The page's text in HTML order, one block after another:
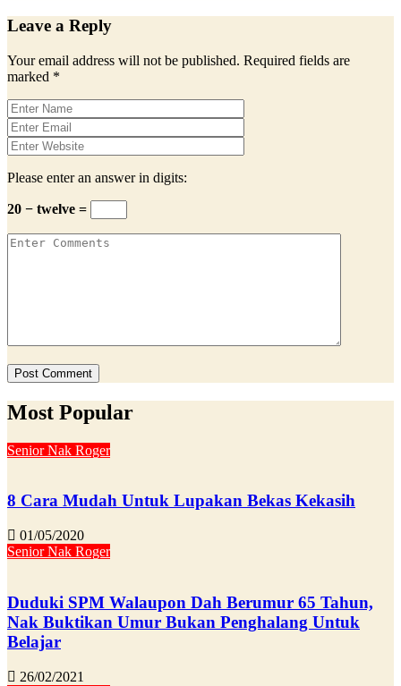
Leave a Reply
Your email address will not be published. Required fields are
marked *
Please enter an answer in digits:
20 − twelve =
Most Popular
Senior Nak Roger
8 Cara Mudah Untuk Lupakan Bekas Kekasih
01/05/2020
Senior Nak Roger
Duduki SPM Walaupon Dah Berumur 65 Tahun,
Nak Buktikan Umur Bukan Penghalang Untuk
Belajar
26/02/2021